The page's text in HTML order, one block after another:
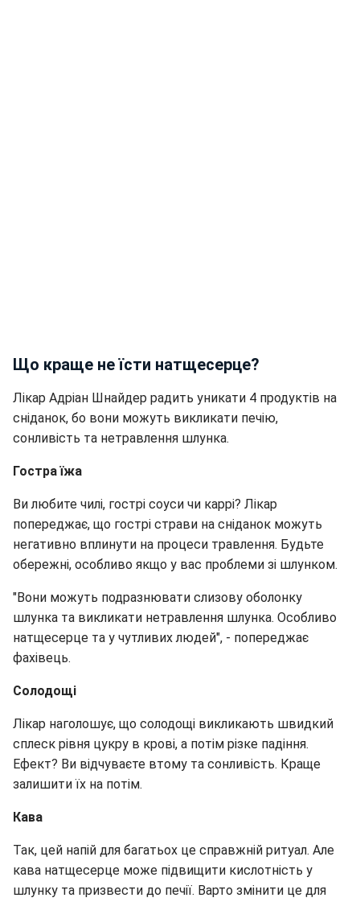
Що краще не їсти натщесерце?
Лікар Адріан Шнайдер радить уникати 4 продуктів на
сніданок, бо вони можуть викликати печію,
сонливість та нетравлення шлунка.
Гостра їжа
Ви любите чилі, гострі соуси чи каррі? Лікар
попереджає, що гострі страви на сніданок можуть
негативно вплинути на процеси травлення. Будьте
обережні, особливо якщо у вас проблеми зі шлунком.
"Вони можуть подразнювати слизову оболонку
шлунка та викликати нетравлення шлунка. Особливо
натщесерце та у чутливих людей", - попереджає
фахівець.
Солодощі
Лікар наголошує, що солодощі викликають швидкий
сплеск рівня цукру в крові, а потім різке падіння.
Ефект? Ви відчуваєте втому та сонливість. Краще
залишити їх на потім.
Кава
Так, цей напій для багатьох це справжній ритуал. Але
кава натщесерце може підвищити кислотність у
шлунку та призвести до печії. Варто змінити це для